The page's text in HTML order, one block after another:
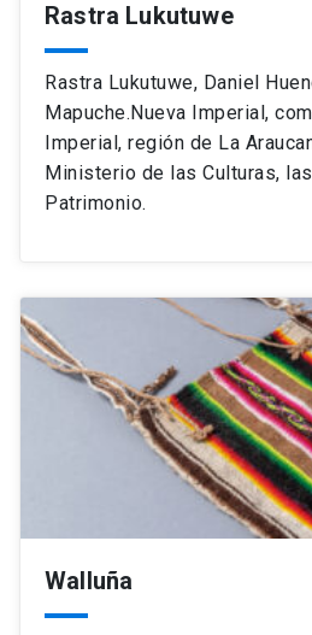
Rastra Lukutuwe
Rastra Lukutuwe, Daniel
Mapuche.Nueva Imperial,
Imperial, región de La
Ministerio de las Culturas,
Patrimonio.
Walluña